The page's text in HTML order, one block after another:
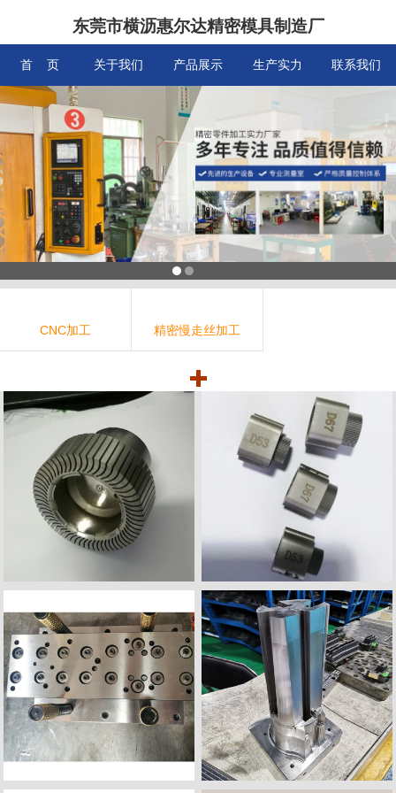
东莞市横沥惠尔达精密模具制造厂
首 页 关于我们 产品展示 生产实力 联系我们
CNC加工 精密慢走丝加工
搜索